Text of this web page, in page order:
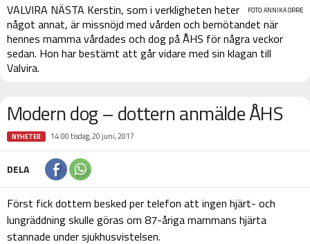
FOTO: ANNIKA ORRE
VALVIRA NÄSTA Kerstin, som i verkligheten heter
något annat, är missnöjd med vården och bemötandet när
hennes mamma vårdades och dog på ÅHS för några veckor
sedan. Hon har bestämt att går vidare med sin klagan till
Valvira.
Modern dog – dottern anmälde ÅHS
NYHETER 14:00 tisdag, 20 juni, 2017
DELA
Först fick dottern besked per telefon att ingen hjärt- och
lungräddning skulle göras om 87-åriga mammans hjärta
stannade under sjukhusvistelsen.